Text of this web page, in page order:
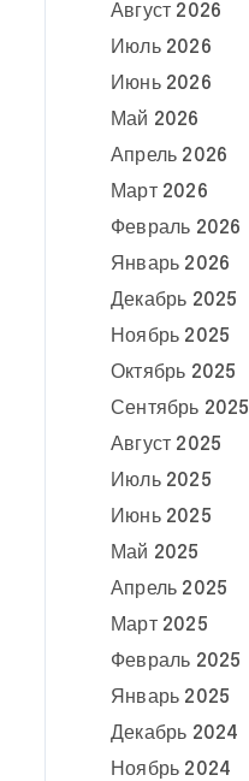
Август 2026
Июль 2026
Июнь 2026
Май 2026
Апрель 2026
Март 2026
Февраль 2026
Январь 2026
Декабрь 2025
Ноябрь 2025
Октябрь 2025
Сентябрь 2025
Август 2025
Июль 2025
Июнь 2025
Май 2025
Апрель 2025
Март 2025
Февраль 2025
Январь 2025
Декабрь 2024
Ноябрь 2024